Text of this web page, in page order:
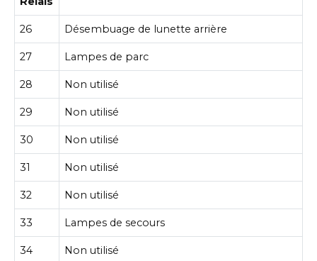
26 Désembuage de lunette arrière
27 Lampes de parc
28 Non utilisé
29 Non utilisé
30 Non utilisé
31 Non utilisé
32 Non utilisé
33 Lampes de secours
34 Non utilisé